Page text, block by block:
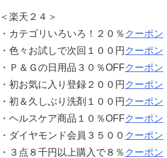
＜楽天２４＞
・カテゴリいろいろ！２０％ クーポン
・色々お試しで次回１００円 クーポン
・Ｐ＆Ｇの日用品３０％OFFクーポン
・初お気に入り登録２００円 クーポン
・初＆久しぶり洗剤１００円 クーポン
・ヘルスケア商品１０％OFFクーポン
・ダイヤモンド会員３５００ クーポン
・３点８千円以上購入で８％ クーポン